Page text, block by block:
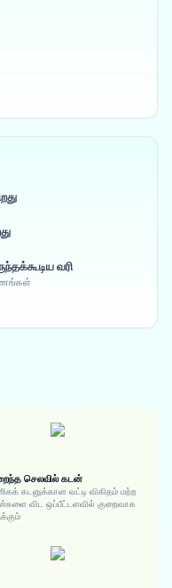
வரி
செலவில் கடன்
கடனுக்கான வட்டி விகிதம் மற்ற
விட ஒப்பீட்டளவில் குறைவாக